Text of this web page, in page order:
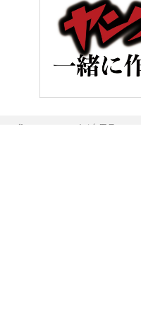
バイク用品